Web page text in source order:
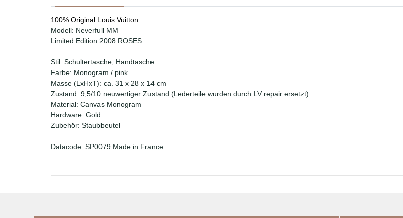
100% Original Louis Vuitton
Modell: Neverfull MM
Limited Edition 2008 ROSES
Stil: Schultertasche, Handtasche
Farbe: Monogram / pink
Masse (LxHxT): ca. 31 x 28 x 14 cm
Zustand: 9,5/10 neuwertiger Zustand (Lederteile wurden durch LV repair ersetzt)
Material: Canvas Monogram
Hardware: Gold
Zubehör: Staubbeutel
Datacode: SP0079 Made in France